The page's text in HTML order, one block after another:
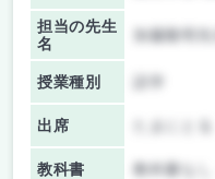
担当の先生
名
加藤隆明先
授業種別
出席
教科書 教科書なし